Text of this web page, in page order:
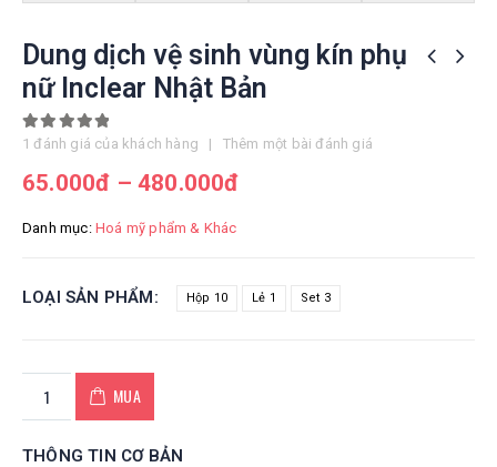
Dung dịch vệ sinh vùng kín phụ
nữ Inclear Nhật Bản
5.00out of 5
1 đánh giá của khách hàng | Thêm một bài đánh giá
65.000đ –480.000đ
Danh mục: Hoá mỹ phẩm & Khác
LOẠI SẢN PHẨM Hộp 10 Lẻ 1 Set 3
MUA
THÔNG TIN CƠ BẢN